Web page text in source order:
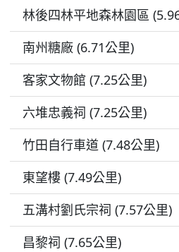
林後四林平地森林園區
南州糖廠 (6.71公里)
客家文物館 (7.25公里)
六堆忠義祠 (7.25公里)
竹田自行車道 (7.48公里)
東望樓 (7.49公里)
五溝村劉氏宗祠 (7.57公里)
昌黎祠 (7.65公里)